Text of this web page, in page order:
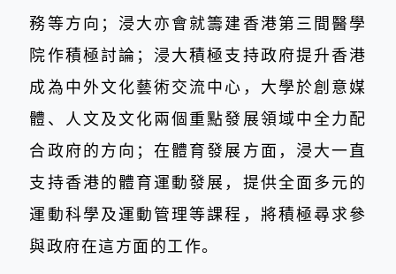
務等方向；浸大亦會就籌建香港第三間醫學
院作積極討論；浸大積極支持政府提升香港
成為中外文化藝術交流中心，大學於創意媒
體、人文及文化兩個重點發展領域中全力配
合政府的方向；在體育發展方面，浸大一直
支持香港的體育運動發展，提供全面多元的
運動科學及運動管理等課程，將積極尋求參
與政府在這方面的工作。